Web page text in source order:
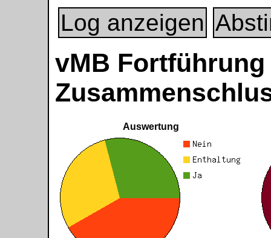
Log anzeigen
vMB Fortführung
Auswertung